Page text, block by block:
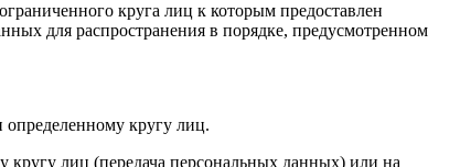
круга лиц к которым предоставлен
для распространения в порядке, предусмотренном
кругу лиц.
лиц (передача персональных данных) или на